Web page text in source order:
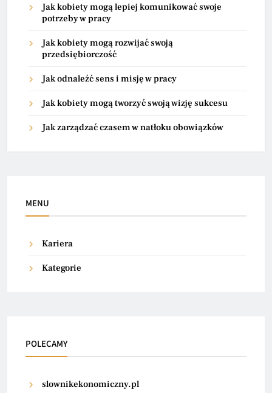
Jak kobiety mogą lepiej komunikować swoje
potrzeby w pracy
Jak kobiety mogą rozwijać swoją
przedsiębiorczość
Jak odnaleźć sens i misję w pracy
Jak kobiety mogą tworzyć swoją wizję sukcesu
Jak zarządzać czasem w natłoku obowiązków
MENU
Kariera
Kategorie
POLECAMY
slownikekonomiczny.pl